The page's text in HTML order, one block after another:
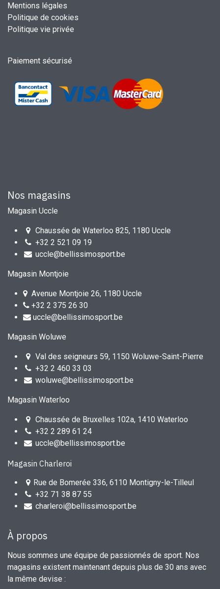
Mentions légales
Politique de cookies
Politique vie privée
Paiement sécurisé
Nos magasins
Magasin Uccle
Chaussée de Waterloo 825, 1180 Uccle
+32 2 521 09 19
uccle@bellissimosport.be
Magasin Montjoie
Avenue Montjoie 26, 1180 Uccle
+32 2 375 26 30
uccle@bellissimosport.be
Magasin Woluwe
Val des seigneurs 59, 1150 Woluwe-Saint-Pierre
+32 2 460 33 03
woluwe@bellissimosport.be
Magasin Waterloo
Chaussée de Bruxelles 102a, 1410 Waterloo
+32 2 289 61 24
uccle@bellissimosport.be
Magasin Charleroi
Rue de Bomerée 336, 6110 Montigny-le-Tilleul
+32 71 38 87 55
charleroi@bellissimosport.be
À propos
Nous sommes une équipe de passionnés de sport. Nos
magasins existent maintenant depuis plus de 30 ans avec
la même devise :